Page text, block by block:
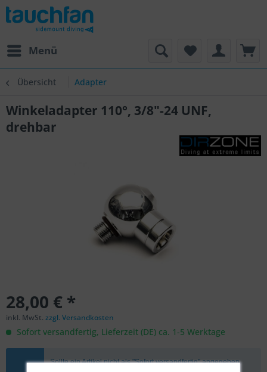
Menü
Übersicht Adapter
Winkeladapter 110°, 3/8"-24 UNF,
drehbar
28,00 € *
inkl. MwSt. zzgl. Versandkosten
Sofort versandfertig, Lieferzeit (DE) ca. 1-5 Werktage
Sollte ein Artikel nicht als "Sofort versandfertig" angegeben